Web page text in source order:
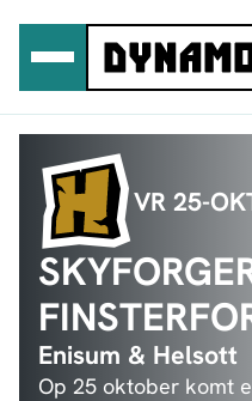
inhoud
VR 25-
Enisum & Helsott
Op 25 oktober komt